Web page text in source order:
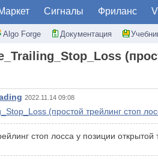
Сигналы Фриланс
Algo Forge Документация
2022.11.14 09:08
(простой трейлинг стоп
стоп лосса у позиции